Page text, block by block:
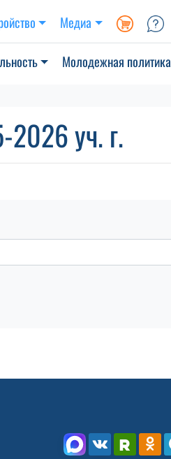
Медиа
Молодежная политика
2026 уч. г.